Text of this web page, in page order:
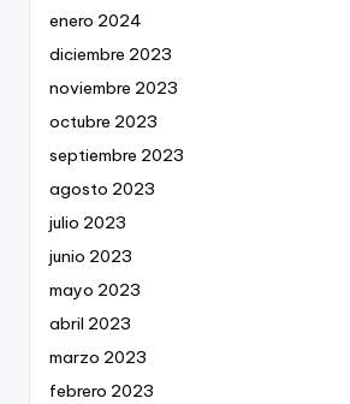
enero 2024
diciembre 2023
noviembre 2023
octubre 2023
septiembre 2023
agosto 2023
julio 2023
junio 2023
mayo 2023
abril 2023
marzo 2023
febrero 2023